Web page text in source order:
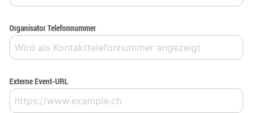
Organisator Telefonnummer
Externe Event-URL